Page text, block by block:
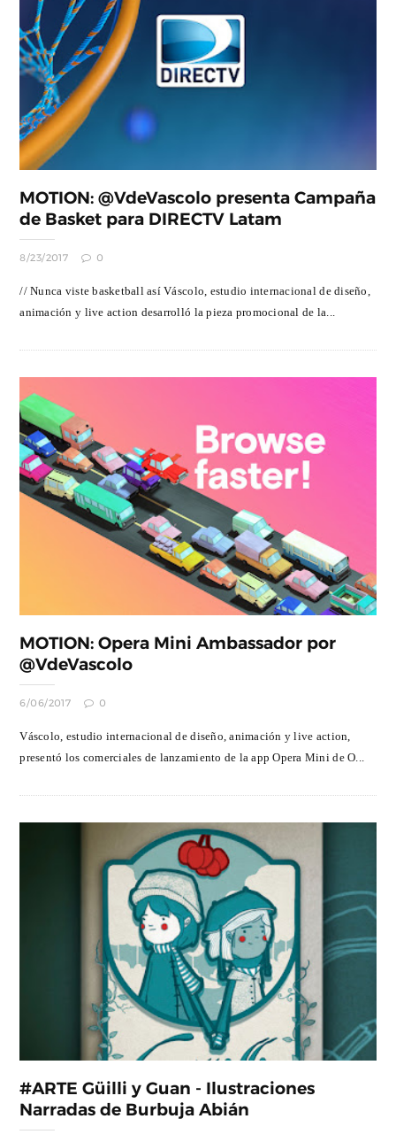
MOTION: @VdeVascolo presenta Campaña
de Basket para DIRECTV Latam
8/23/2017 0
// Nunca viste basketball así Váscolo, estudio internacional de diseño,
animación y live action desarrolló la pieza promocional de la...
MOTION: Opera Mini Ambassador por
@VdeVascolo
6/06/2017 0
Váscolo, estudio internacional de diseño, animación y live action,
presentó los comerciales de lanzamiento de la app Opera Mini de O...
#ARTE Güilli y Guan - Ilustraciones
Narradas de Burbuja Abián